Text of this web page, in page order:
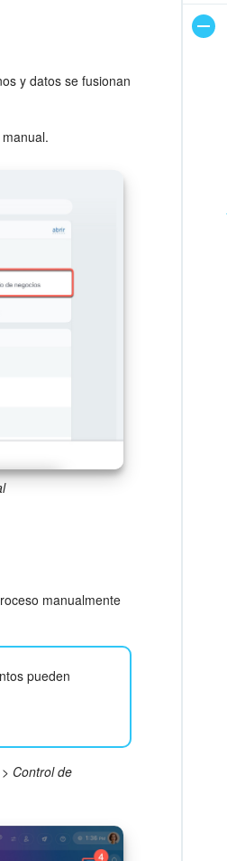
y datos se fusionan
manualmente
pueden
> Control de